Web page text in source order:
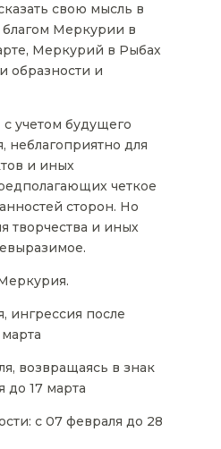
свою мысль в
Меркурии в
Меркурий в Рыбах
образности и
учетом будущего
неблагоприятно для
и иных
четкое
сторон. Но
творчества и иных
ингрессия после
возвращаясь в знак
до 17 марта
с 07 февраля до 28